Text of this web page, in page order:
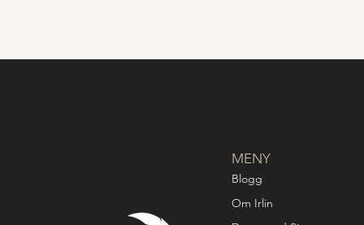
MENY
Blogg
Om Irlin